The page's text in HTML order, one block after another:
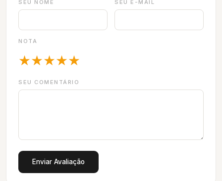
SEU NOME SEU E-MAIL
NOTA
★★★★★
SEU COMENTÁRIO
Enviar Avaliação